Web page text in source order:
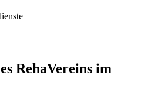
RehaVereins im